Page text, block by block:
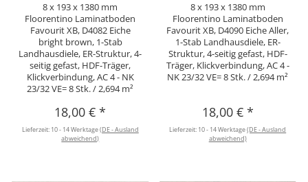
8 x 193 x 1380 mm
Floorentino Laminatboden
Favourit XB, D4082 Eiche
bright brown, 1-Stab
Landhausdiele, ER-Struktur, 4-
seitig gefast, HDF-Träger,
Klickverbindung, AC 4 - NK
23/32 VE= 8 Stk. / 2,694 m²
18,00 €*
Lieferzeit: 10 - 14 Werktage(DE - Ausland
abweichend)
8 x 193 x 1380 mm
Floorentino Laminatboden
Favourit XB, D4090 Eiche Aller,
1-Stab Landhausdiele, ER-
Struktur, 4-seitig gefast, HDF-
Träger, Klickverbindung, AC 4 -
NK 23/32 VE= 8 Stk. / 2,694 m²
18,00 € *
Lieferzeit: 10 - 14 Werktage(DE - Ausland
abweichend)